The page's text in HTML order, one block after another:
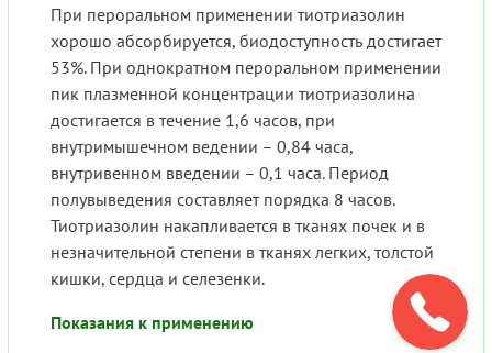
При пероральном применении тиотриазолин
хорошо абсорбируется, биодоступность достигает
53%. При однократном пероральном применении
пик плазменной концентрации тиотриазолина
достигается в течение 1,6 часов, при
внутримышечном ведении – 0,84 часа,
внутривенном введении – 0,1 часа. Период
полувыведения составляет порядка 8 часов.
Тиотриазолин накапливается в тканях почек и в
незначительной степени в тканях легких, толстой
кишки, сердца и селезенки.
Показания к применению